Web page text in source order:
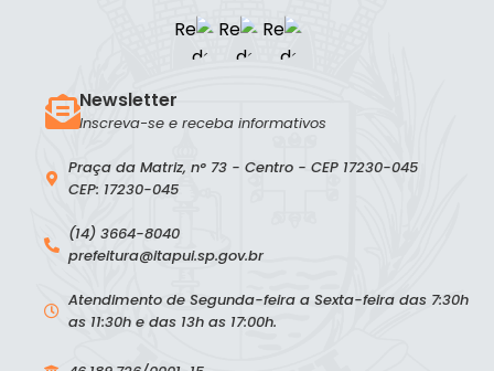
Praça da Matriz, n° 73 - Centro - CEP 17230-045
CEP: 17230-045
(14) 3664-8040
prefeitura@itapui.sp.gov.br
Atendimento de Segunda-feira a Sexta-feira das 7:30h
as 11:30h e das 13h as 17:00h.
Newsletter
Inscreva-se e receba informativos